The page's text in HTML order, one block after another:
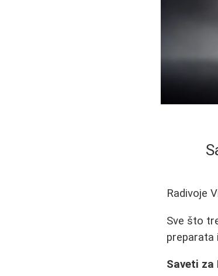
Radivoje
Sve što
preparata
Saveti za